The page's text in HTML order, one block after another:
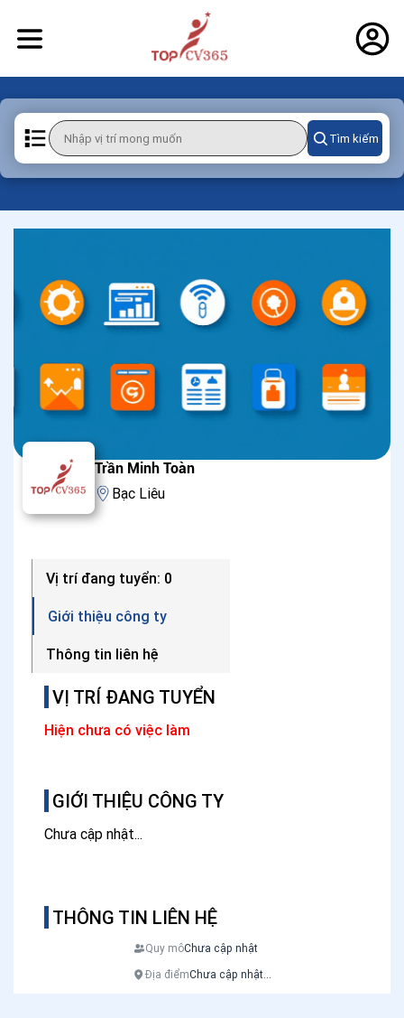
Tìm kiếm
Trần Minh Toàn
Bạc Liêu
VỊ TRÍ ĐANG TUYỂN
Hiện chưa có việc làm
GIỚI THIỆU CÔNG TY
Chưa cập nhật...
THÔNG TIN LIÊN HỆ
Quy môChưa cập nhật
Địa điểmChưa cập nhật...
Vị trí đang tuyển: 0
Giới thiệu công ty
Thông tin liên hệ